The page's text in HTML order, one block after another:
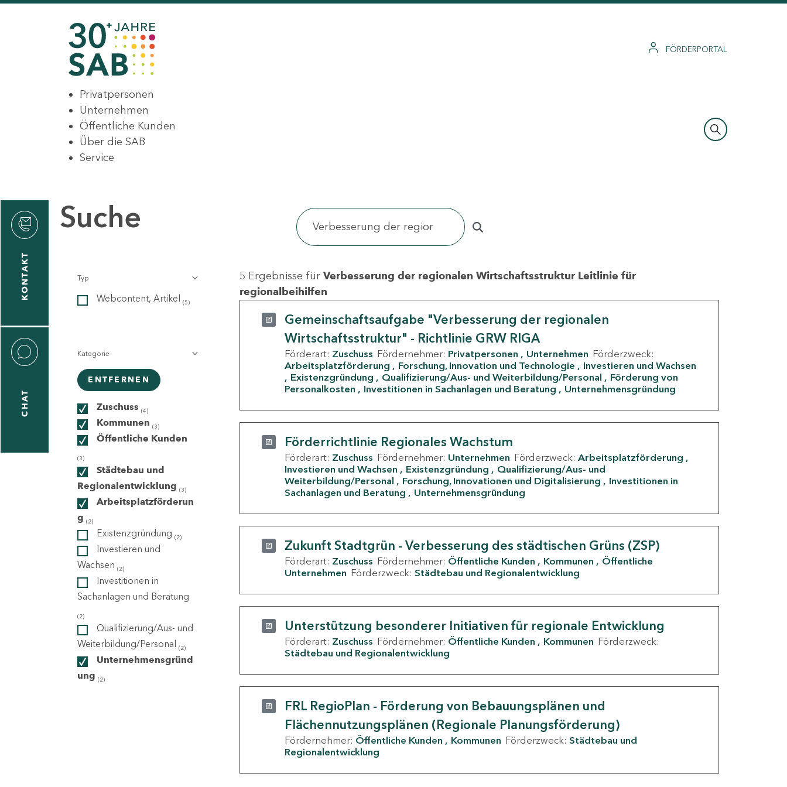
FÖRDERPORTAL
Privatpersonen
Unternehmen
Öffentliche Kunden
Über die SAB
Service
KONTAKT
CHAT
Suche
Typ
Webcontent, Artikel (5)
Kategorie
ENTFERNEN
Zuschuss (4)
Kommunen (3)
Öffentliche Kunden
(3)
Städtebau und
Regionalentwicklung (3)
Arbeitsplatzförderun
g (2)
Existenzgründung (2)
Investieren und
Wachsen (2)
Investitionen in
Sachanlagen und Beratung
(2)
Qualifizierung/Aus- und
Weiterbildung/Personal (2)
Unternehmensgründ
ung (2)
5 Ergebnisse für Verbesserung der regionalen Wirtschaftsstruktur Leitlinie für
regionalbeihilfen
Gemeinschaftsaufgabe "Verbesserung der regionalen
Wirtschaftsstruktur" - Richtlinie GRW RIGA
Förderart: Zuschuss Fördernehmer: Privatpersonen Unternehmen Förderzweck:
Arbeitsplatzförderung
Forschung, Innovation und Technologie
Investieren und Wachsen
Existenzgründung
Qualifizierung/Aus- und Weiterbildung/Personal
Förderung von
Personalkosten
Investitionen in Sachanlagen und Beratung Unternehmensgründung
Förderrichtlinie Regionales Wachstum
Förderart: Zuschuss Fördernehmer: Unternehmen Förderzweck: Arbeitsplatzförderung
Investieren und Wachsen
Existenzgründung
Qualifizierung/Aus- und
Weiterbildung/Personal
Forschung, Innovationen und Digitalisierung
Investitionen in
Sachanlagen und Beratung
Unternehmensgründung
Zukunft Stadtgrün - Verbesserung des städtischen Grüns (ZSP)
Förderart: Zuschuss Fördernehmer: Öffentliche Kunden Kommunen
Öffentliche
Unternehmen Förderzweck: Städtebau und Regionalentwicklung
Unterstützung besonderer Initiativen für regionale Entwicklung
Förderart: Zuschuss Fördernehmer: Öffentliche Kunden Kommunen Förderzweck:
Städtebau und Regionalentwicklung
FRL RegioPlan - Förderung von Bebauungsplänen und
Flächennutzungsplänen (Regionale Planungsförderung)
Fördernehmer: Öffentliche Kunden Kommunen Förderzweck: Städtebau und
Regionalentwicklung